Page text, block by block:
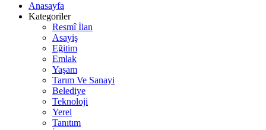
Anasayfa
Kategoriler
Resmî İlan
Asayiş
Eğitim
Emlak
Yaşam
Tarım Ve Sanayi
Belediye
Teknoloji
Yerel
Tanıtım